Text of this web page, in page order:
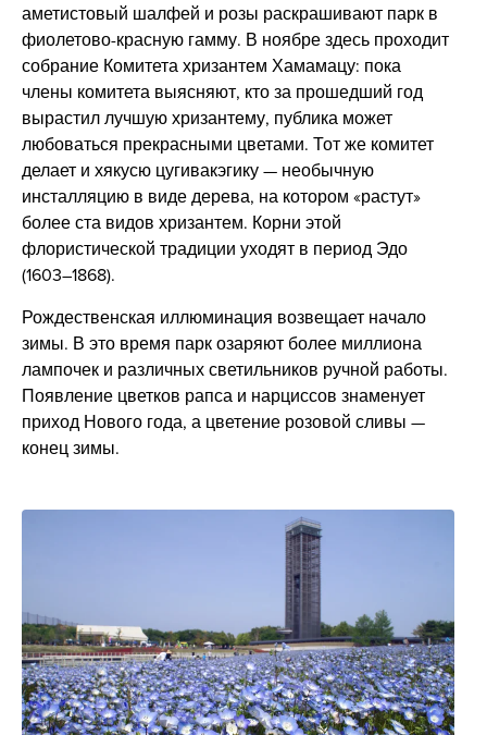
аметистовый шалфей и розы раскрашивают парк в
фиолетово-красную гамму. В ноябре здесь проходит
собрание Комитета хризантем Хамамацу: пока
члены комитета выясняют, кто за прошедший год
вырастил лучшую хризантему, публика может
любоваться прекрасными цветами. Тот же комитет
делает и хякусю цугивакэгику — необычную
инсталляцию в виде дерева, на котором «растут»
более ста видов хризантем. Корни этой
флористической традиции уходят в период Эдо
(1603–1868).
Рождественская иллюминация возвещает начало
зимы. В это время парк озаряют более миллиона
лампочек и различных светильников ручной работы.
Появление цветков рапса и нарциссов знаменует
приход Нового года, а цветение розовой сливы —
конец зимы.